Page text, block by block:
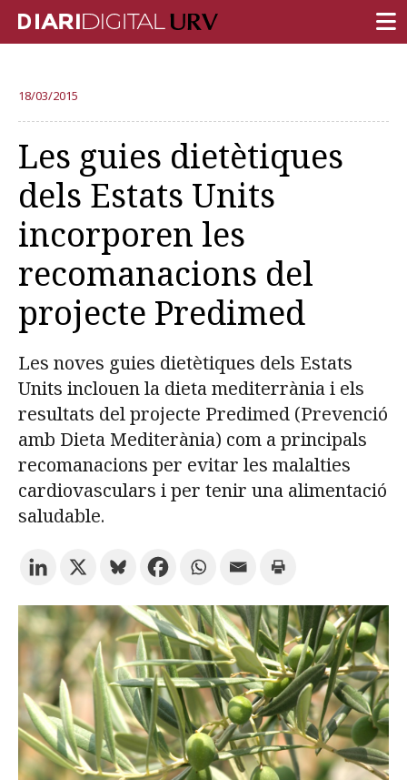
RECERCA
DOCÈNCIA
INSTITUCIÓ
VIDA AL CAMPUS
COMUNITAT URV
REPORTATGES
Més categories
Prova la cerca avançada
Subscriu-te als butlletins de la URV
18/03/2015
Les guies dietètiques
dels Estats Units
incorporen les
recomanacions del
projecte Predimed
Les noves guies dietètiques dels Estats
Units inclouen la dieta mediterrània i els
resultats del projecte Predimed (Prevenció
amb Dieta Mediterània) com a principals
recomanacions per evitar les malalties
cardiovasculars i per tenir una alimentació
saludable.